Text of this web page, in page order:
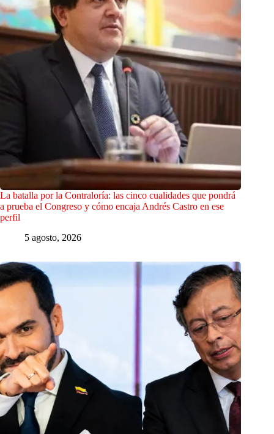
La batalla por la Contraloría: las cinco cualidades que pondrá
a prueba el Congreso y cómo encaja Andrés Castro en ese
perfil
5 agosto, 2026